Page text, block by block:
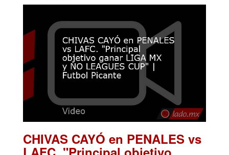
CHIVAS CAYÓ en PENALES vs